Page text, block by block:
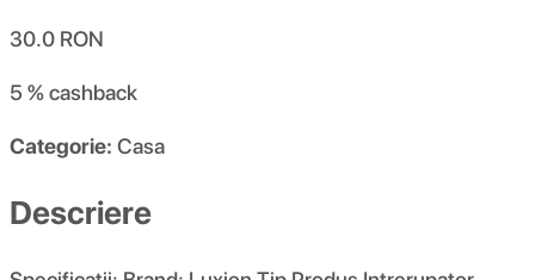
30.0 RON
5 %cashback
Categorie: Casa
Descriere